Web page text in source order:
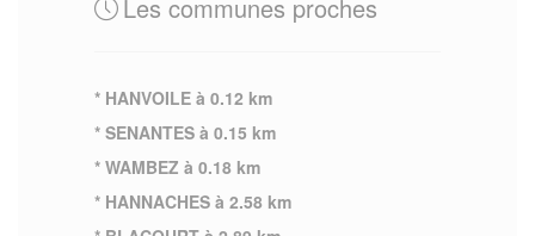
Les communes proches
* HANVOILE à 0.12 km
* SENANTES à 0.15 km
* WAMBEZ à 0.18 km
* HANNACHES à 2.58 km